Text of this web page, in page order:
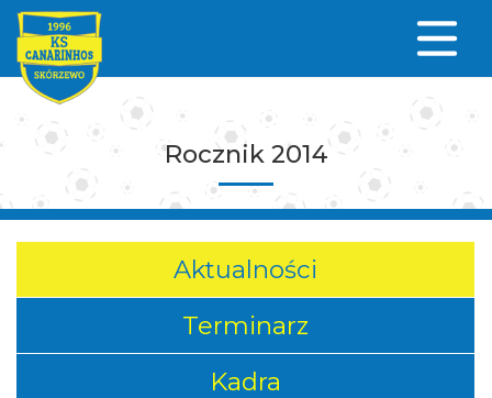
Rocznik 2014
Aktualności
Terminarz
Kadra